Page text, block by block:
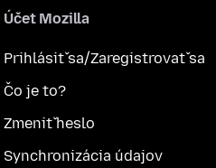
Účet Mozilla
Prihlásiť sa/Zaregistrovať sa
Čo je to?
Zmeniť heslo
Synchronizácia údajov